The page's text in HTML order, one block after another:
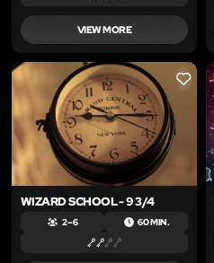
VIEW MORE
LIKE
WIZARD SCHOOL - 9 3/4
2 – 6 60 MIN.